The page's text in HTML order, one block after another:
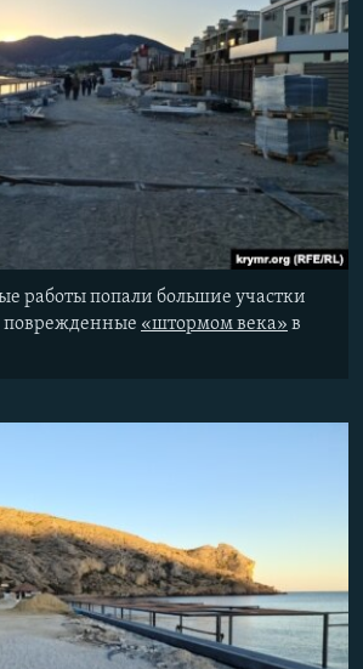
работы попали большие участки
«штормом века» в